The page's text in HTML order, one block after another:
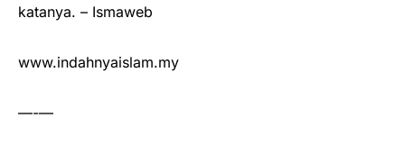
katanya. – Ismaweb
www.indahnyaislam.my
—-—